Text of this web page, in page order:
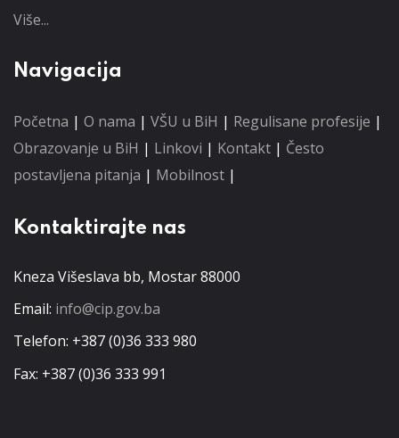
Više...
Navigacija
Početna | O nama | VŠU u BiH | Regulisane profesije |
Obrazovanje u BiH | Linkovi | Kontakt | Često
postavljena pitanja | Mobilnost |
Kontaktirajte nas
Kneza Višeslava bb, Mostar 88000
Email: info@cip.gov.ba
Telefon: +387 (0)36 333 980
Fax: +387 (0)36 333 991